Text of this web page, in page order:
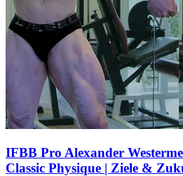
IFBB Pro Alexander
Classic Physique | Ziele &